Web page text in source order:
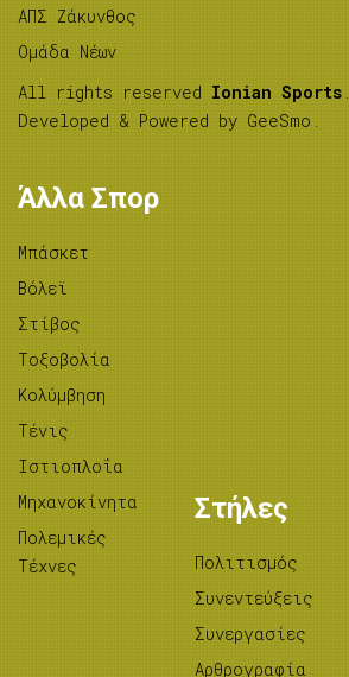
ΑΠΣ Ζάκυνθος
Ομάδα Νέων
All rights reserved Ionian Sports .
Developed & Powered by GeeSmo .
Άλλα Σπορ
Μπάσκετ
Βόλεϊ
Στίβος
Tοξοβολία
Κολύμβηση
Τένις
Ιστιοπλοΐα
Μηχανοκίνητα
Πολεμικές
Τέχνες
Στήλες
Πολιτισμός
Συνεντεύξεις
Συνεργασίες
Αρθρογραφία